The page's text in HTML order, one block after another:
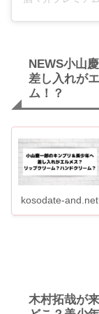
NEWS小山
差し入れが
ム！？
kosodate-and.net
木村拓哉が